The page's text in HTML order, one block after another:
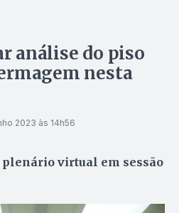
análise do piso
nesta
2023 às 14h56
plenário virtual em sessão